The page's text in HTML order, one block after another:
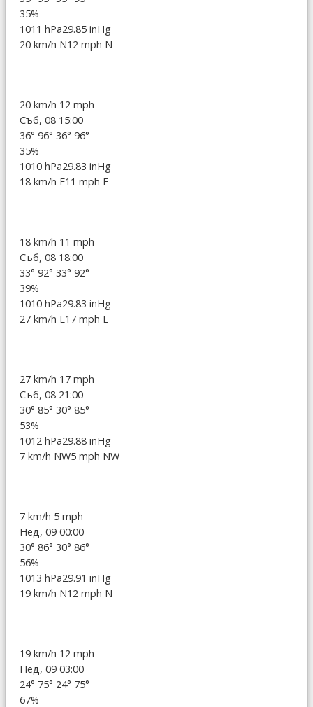
35%
1011 hPa29.85 inHg
20 km/h N12 mph N
20 km/h 12 mph
Съб, 08 15:00
36° 96° 36° 96°
35%
1010 hPa29.83 inHg
18 km/h E11 mph E
18 km/h 11 mph
Съб, 08 18:00
33° 92° 33° 92°
39%
1010 hPa29.83 inHg
27 km/h E17 mph E
27 km/h 17 mph
Съб, 08 21:00
30° 85° 30° 85°
53%
1012 hPa29.88 inHg
7 km/h NW5 mph NW
7 km/h 5 mph
Нед, 09 00:00
30° 86° 30° 86°
56%
1013 hPa29.91 inHg
19 km/h N12 mph N
19 km/h 12 mph
Нед, 09 03:00
24° 75° 24° 75°
67%